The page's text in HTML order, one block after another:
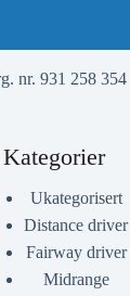
nr. 931 258 354
Kategorier
Ukategorisert
Distance driver
Fairway driver
Midrange